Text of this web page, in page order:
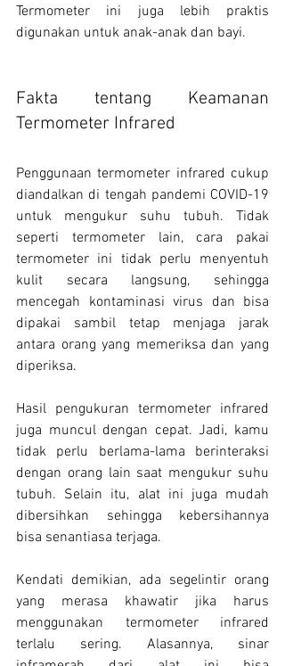
Termometer ini juga lebih praktis
digunakan untuk anak-anak dan bayi.
Fakta tentang Keamanan
Termometer Infrared
Penggunaan termometer infrared cukup
diandalkan di tengah pandemi COVID-19
untuk mengukur suhu tubuh. Tidak
seperti termometer lain, cara pakai
termometer ini tidak perlu menyentuh
kulit secara langsung, sehingga
mencegah kontaminasi virus dan bisa
dipakai sambil tetap menjaga jarak
antara orang yang memeriksa dan yang
diperiksa.
Hasil pengukuran termometer infrared
juga muncul dengan cepat. Jadi, kamu
tidak perlu berlama-lama berinteraksi
dengan orang lain saat mengukur suhu
tubuh. Selain itu, alat ini juga mudah
dibersihkan sehingga kebersihannya
bisa senantiasa terjaga.
Kendati demikian, ada segelintir orang
yang merasa khawatir jika harus
menggunakan termometer infrared
terlalu sering. Alasannya, sinar